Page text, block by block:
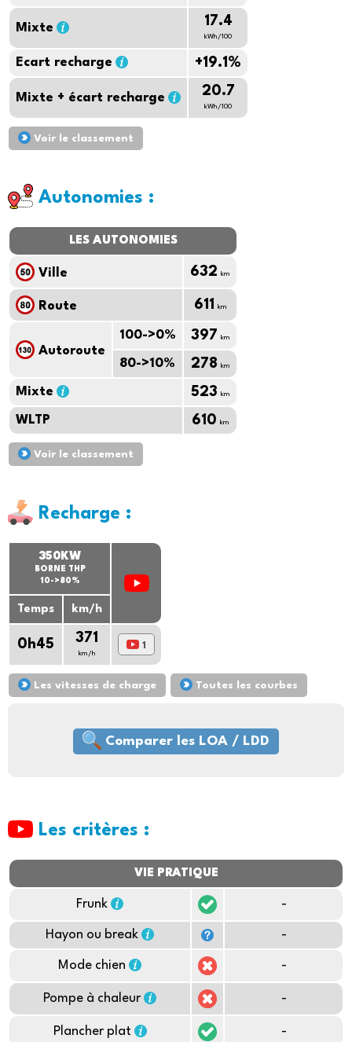
Mixte 17.4
kWh/100
Ecart recharge +19.1%
Mixte + écart recharge 20.7
kWh/100
Voir le classement
Autonomies :
LES AUTONOMIES
Ville 632 km
Route 611 km
Autoroute
100->0% 397 km
80->10% 278 km
Mixte 523 km
WLTP 610 km
Voir le classement
Recharge :
350KW
BORNE THP
10->80%
Temps km/h
0h45 371
km/h
1
Les vitesses de charge Toutes les courbes
Comparer les LOA / LDD
Les critères :
VIE PRATIQUE
Frunk -
Hayon ou break -
Mode chien -
Pompe à chaleur -
Plancher plat -